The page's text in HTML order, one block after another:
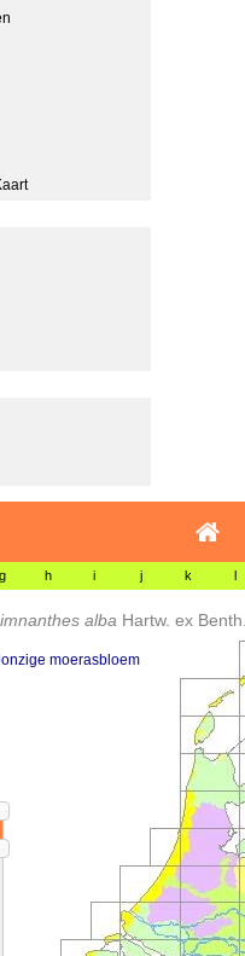
g h i j k l
alba Hartw. ex
moerasbloem